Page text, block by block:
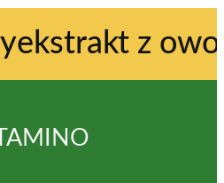
z owoców